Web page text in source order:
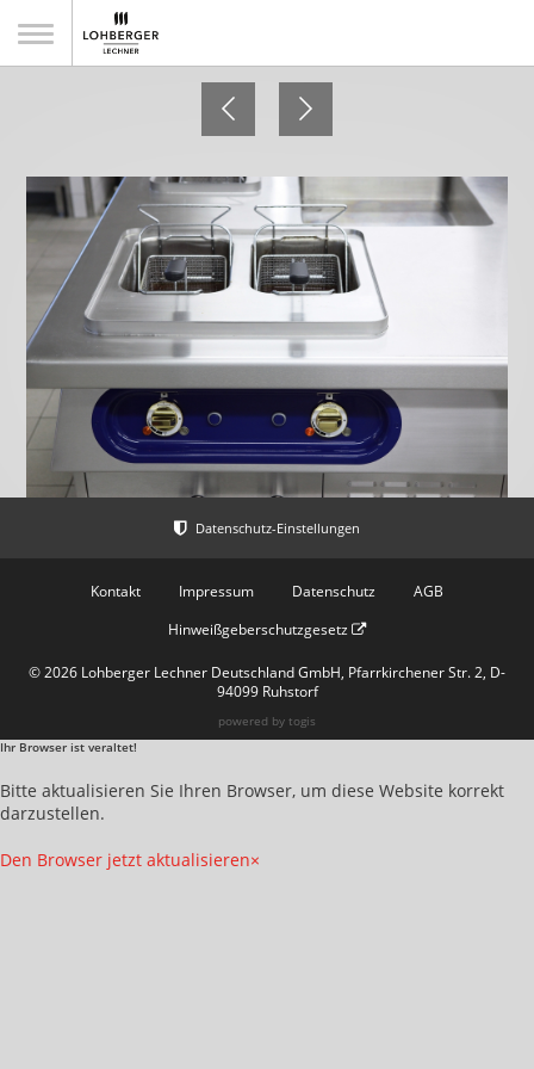
Schlosswirtschaft Moos
Kontakt Impressum Datenschutz
AGB
Hinweißgeberschutzgesetz
© 2026 Lohberger Lechner Deutschland GmbH, Pfarrkirchener Str. 2, D-
94099 Ruhstorf
powered by togis
Ihr Browser ist veraltet!
Bitte aktualisieren Sie Ihren Browser, um diese Website korrekt
darzustellen.
Den Browser jetzt aktualisieren×